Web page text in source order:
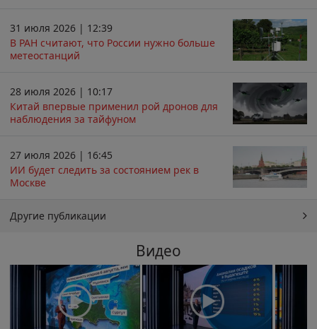
31 июля 2026 | 12:39
В РАН считают, что России нужно больше
метеостанций
28 июля 2026 | 10:17
Китай впервые применил рой дронов для
наблюдения за тайфуном
27 июля 2026 | 16:45
ИИ будет следить за состоянием рек в
Москве
Другие публикации
Видео